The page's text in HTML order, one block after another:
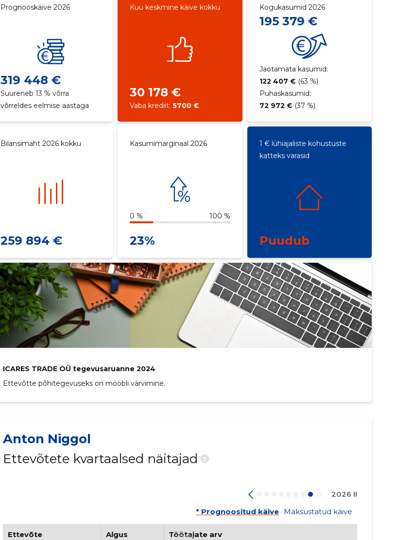
Prognooskäive 2026
319 448 €
Suureneb 13 % võrra
võrreldes eelmise aastaga
Kuu keskmine käive kokku
30 178 €
Vaba krediit:5700 €
Kogukasumid 2026
195 379 €
Jaotamata kasumid:
122 407 € (63 %)
Puhaskasumid:
72 972 € (37 %)
Bilansimaht 2026 kokku
259 894 €
Kasumimarginaal 2026
0 % 100 %
23%
1 € lühiajaliste kohustuste
katteks varasid
Puudub
ICARES TRADE OÜ tegevusaruanne 2024
Ettevõtte põhitegevuseks on mööbli värvimine.
Anton Niggol
Ettevõtete kvartaalsed näitajad
?
2026 II
* Prognoositud käive Maksustatud käive
Ettevõte Algus Töötajate arv